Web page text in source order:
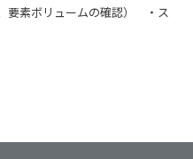
要素ボリュームの確認） ・ス